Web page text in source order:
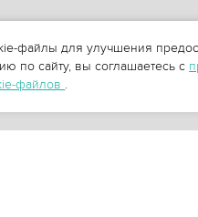
файлы для улучшения
по сайту, вы соглашаетесь с
файлов .